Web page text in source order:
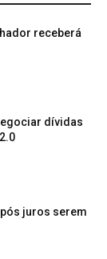
receberá
dívidas
juros serem